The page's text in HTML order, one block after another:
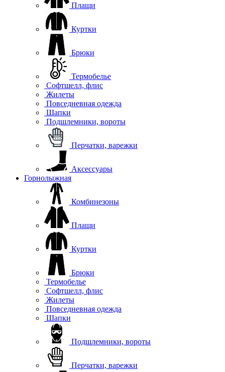
Плащи
Куртки
Брюки
Термобелье
Софтшелл, флис
Жилеты
Повседневная одежда
Шапки
Подшлемники, вороты
Перчатки, варежки
Аксессуары
Горнолыжная
Комбинезоны
Плащи
Куртки
Брюки
Термобелье
Софтшелл, флис
Жилеты
Повседневная одежда
Шапки
Подшлемники, вороты
Перчатки, варежки